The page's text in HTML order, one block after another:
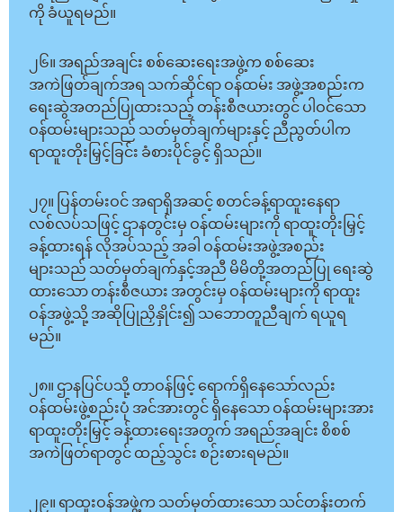
ကို ခံယူရမည်။
၂၆။ အရည်အချင်း စစ်ဆေးရေးအဖွဲ့က စစ်ဆေး
အကဲဖြတ်ချက်အရ သက်ဆိုင်ရာ ဝန်ထမ်း အဖွဲ့အစည်းက
ရေးဆွဲအတည်ပြုထားသည့် တန်းစီဇယားတွင် ပါဝင်သော
ဝန်ထမ်းများသည် သတ်မှတ်ချက်များနှင့် ညီညွတ်ပါက
ရာထူးတိုးမြှင့်ခြင်း ခံစားပိုင်ခွင့် ရှိသည်။
၂၇။ ပြန်တမ်းဝင် အရာရှိအဆင့် စတင်ခန့်ရာထူးနေရာ
လစ်လပ်သဖြင့် ဌာနတွင်းမှ ဝန်ထမ်းများကို ရာထူးတိုးမြှင့်
ခန့်ထားရန် လိုအပ်သည့် အခါ ဝန်ထမ်းအဖွဲ့အစည်း
များသည် သတ်မှတ်ချက်နှင့်အညီ မိမိတို့အတည်ပြု ရေးဆွဲ
ထားသော တန်းစီဇယား အတွင်းမှ ဝန်ထမ်းများကို ရာထူး
ဝန်အဖွဲ့သို့ အဆိုပြုညှိနှိုင်း၍ သဘောတူညီချက် ရယူရ
မည်။
၂၈။ ဌာနပြင်ပသို့ တာဝန်ဖြင့် ရောက်ရှိနေသော်လည်း
ဝန်ထမ်းဖွဲ့စည်းပုံ အင်အားတွင် ရှိနေသော ဝန်ထမ်းများအား
ရာထူးတိုးမြှင့် ခန့်ထားရေးအတွက် အရည်အချင်း စိစစ်
အကဲဖြတ်ရာတွင် ထည့်သွင်း စဉ်းစားရမည်။
၂၉။ ရာထူးဝန်အဖွဲ့က သတ်မှတ်ထားသော သင်တန်းတက်